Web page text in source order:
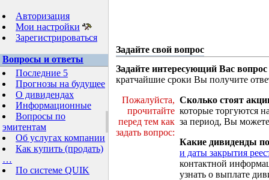
Авторизация
Мои настройки
Зарегистрироваться
Вопросы и ответы
Последние 5
Прогнозы на будущее
О дивидендах
Информационные
Вопросы по
эмитентам
Об услугах компании
Как купить (продать)
…
По системе QUIK
Задайте свой вопрос
Задайте интересующий Вас вопрос
кратчайшие сроки Вы получите
Пожалуйста,
прочитайте
перед тем как
задать вопрос:
Сколько стоят
которые торгуются
за период, Вы
Какие дивиденды
и даты закрытия
контактной
узнать о выплате